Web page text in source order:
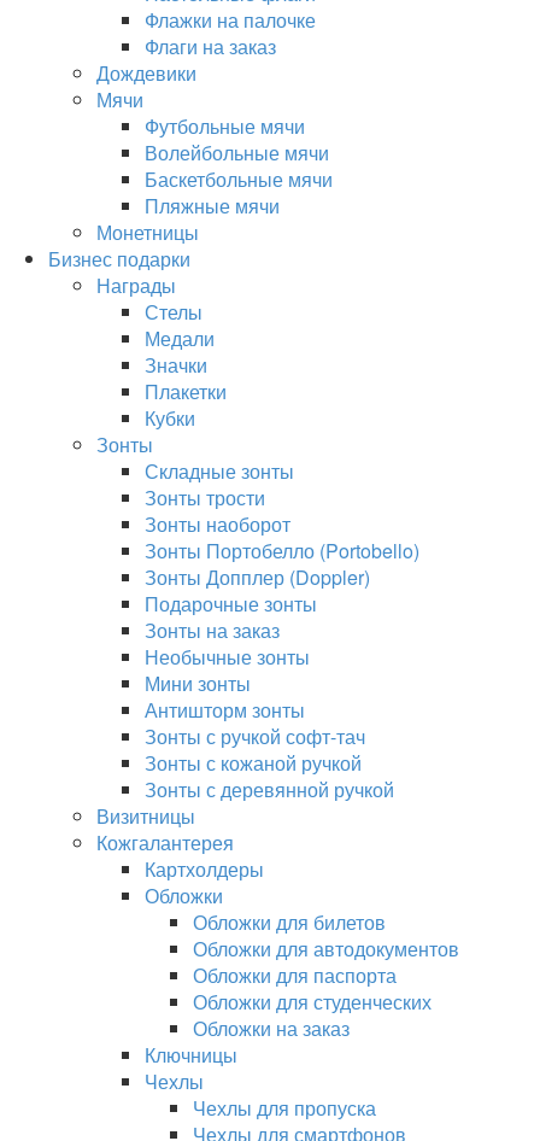
Флажки на палочке
Флаги на заказ
Дождевики
Мячи
Футбольные мячи
Волейбольные мячи
Баскетбольные мячи
Пляжные мячи
Монетницы
Бизнес подарки
Награды
Стелы
Медали
Значки
Плакетки
Кубки
Зонты
Складные зонты
Зонты трости
Зонты наоборот
Зонты Портобелло (Portobello)
Зонты Допплер (Doppler)
Подарочные зонты
Зонты на заказ
Необычные зонты
Мини зонты
Антишторм зонты
Зонты с ручкой софт-тач
Зонты с кожаной ручкой
Зонты с деревянной ручкой
Визитницы
Кожгалантерея
Картхолдеры
Обложки
Обложки для билетов
Обложки для автодокументов
Обложки для паспорта
Обложки для студенческих
Обложки на заказ
Ключницы
Чехлы
Чехлы для пропуска
Чехлы для смартфонов